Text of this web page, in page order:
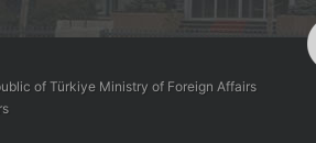
of Türkiye Ministry of Foreign Affairs